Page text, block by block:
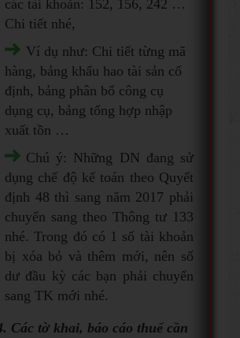
các tài khoản: 152, 156, 242 …
Chi tiết nhé,
Ví dụ như: Chi tiết từng mã
hàng, bảng khấu hao tài sản cố
định, bảng phân bổ công cụ
dụng cụ, bảng tổng hợp nhập
xuất tồn …
Chú ý: Những DN đang sử
dụng chế độ kế toán theo Quyết
định 48 thì sang năm 2017 phải
chuyển sang theo Thông tư 133
nhé. Trong đó có 1 số tài khoản
bị xóa bỏ và thêm mới, nên số
dư đầu kỳ các bạn phải chuyển
sang TK mới nhé.
Các tờ khai, báo cáo thuế cần